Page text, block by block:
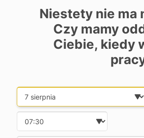
Niestety nie ma
Czy mamy
Ciebie, kiedy